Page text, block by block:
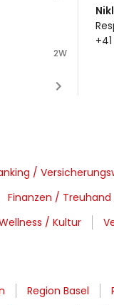
2W
/
Finanzen /
/ Kultur
Region Basel